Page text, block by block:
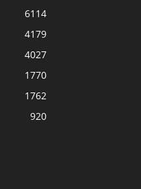
6114
4179
4027
1770
1762
920